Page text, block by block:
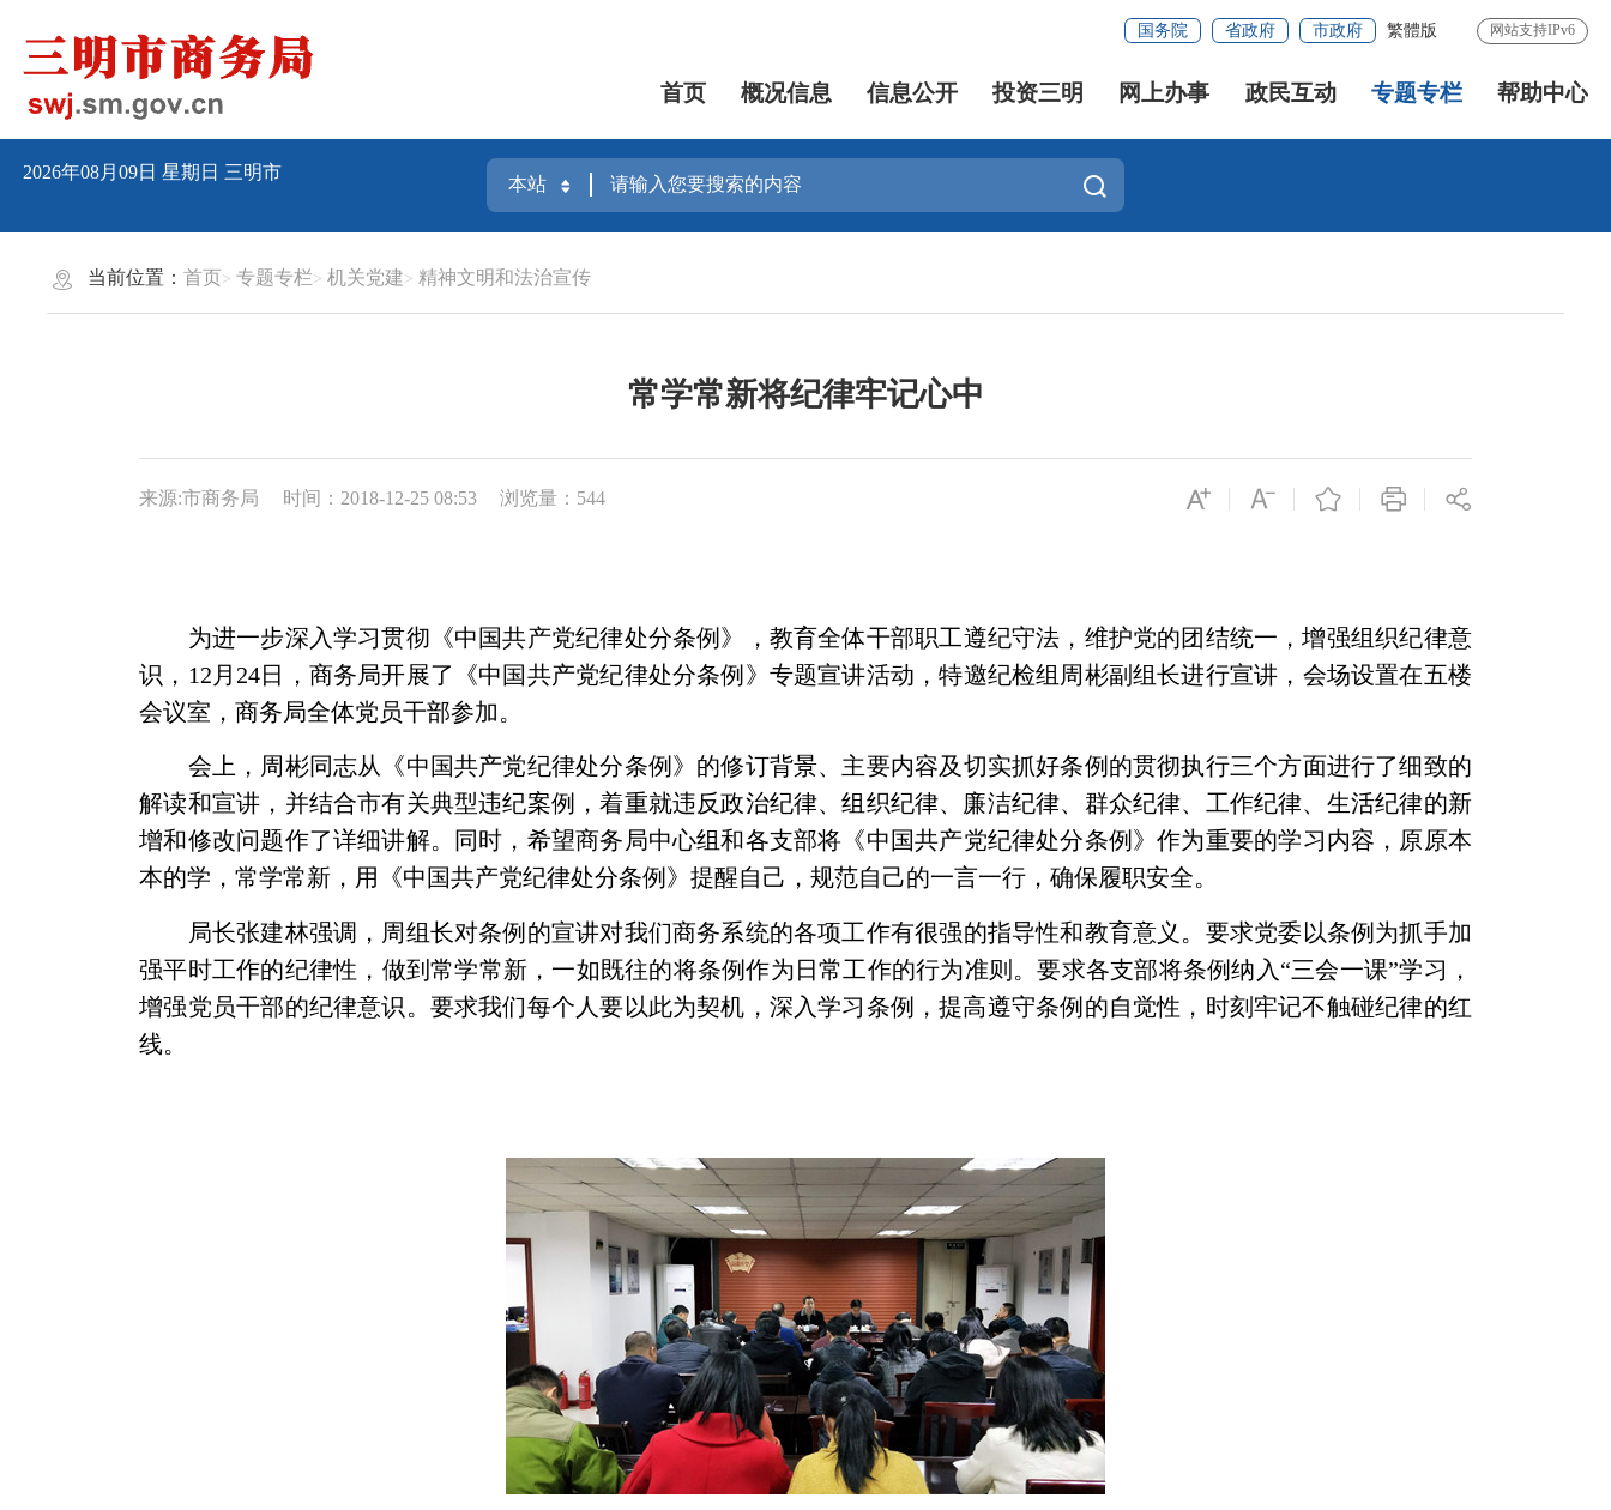
国务院 省政府 市政府 繁體版 网站支持IPv6
首页 概况信息 信息公开 投资三明 网上办事 政民互动 专题专栏 帮助中心
2026年08月09日星期日 三明市
当前位置：首页 专题专栏 机关党建 精神文明和法治宣传
常学常新将纪律牢记心中
来源:市商务局 时间：2018-12-25 08:53 浏览量：544
为进一步深入学习贯彻《中国共产党纪律处分条例》 ， 教育全体干部职工遵纪守法，维护党的团结统一，增强组织纪律意
识， 12月 24日， 商务局开展了《中国共产党纪律处分条例》 专题宣讲活动，特邀纪检组周彬副组长进行宣讲， 会场设置在五楼
会议室 ，商务局全体党员干部参加。
会上，周彬同志从 《中国共产党纪律处分条例》的修订背景、主要内容及切实抓好条例的贯彻执行三个方面进行了细致的
解读和宣讲，并结合市有关典型违纪案例，着重就违反政治纪律、组织纪律、廉洁纪律、群众纪律、工作纪律、生活纪律的新
增和修改问题作了详细讲解。 同时，希望商务局中心组和各支部将 《中国共产党纪律处分条例》作为重要的学习内容，原原本
本的学，常学常新，用
《中国共产党纪律处分条例》提醒自己，规范自己的一言一行，确保履职安全。
局长张建林强调，周组长对条例 的宣讲对我们商务系统的各项工作有很强的指导性和教育意义。要求党委以条例为抓手加
强平时工作的纪律性，做到常学常新，一如既往的将条例作为日常工作的行为准则。要求各支部将条例纳入 “三会一课”学习，
增强党员干部的纪律意识。要求我们每个人要以此为契机，深入学习条例，提高遵守条例的自觉性，时刻牢记不触碰纪律的红
线。